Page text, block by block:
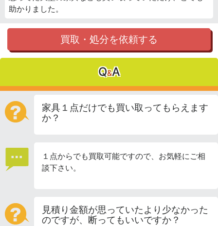
助かりました。
買取・処分を依頼する
Q&A
家具１点だけでも買い取ってもらえます
か？
１点からでも買取可能ですので、お気軽にご相
談下さい。
見積り金額が思っていたより少なかった
のですが、断ってもいいですか？